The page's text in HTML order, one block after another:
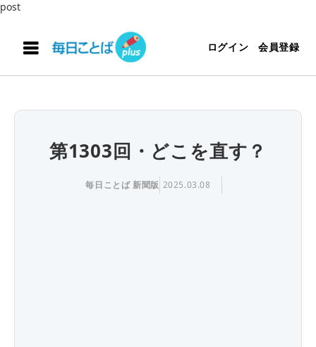
post
ログイン 会員登録
第1303回・どこを直す？
毎日ことば 新聞版 2025.03.08